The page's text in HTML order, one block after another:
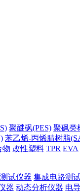
聚醚砜(PES) 聚砜类
苯乙烯-丙烯腈树脂
物 改性塑料 TPR EVA
试仪器 集成电路测
器 动态分析仪器 电